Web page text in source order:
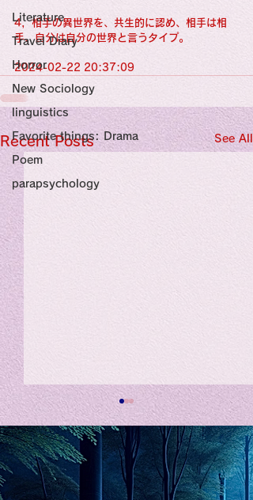
Literature
Travel Diary
Horror
New Sociology
linguistics
Favorite things: Drama
Poem
parapsychology
4，相手の異世界を、共生的に認め、相手は相
手、自分は自分の世界と言うタイプ。
2024-02-22 20:37:09
Recent Posts See All
私の能力を、大幅に加速
chatGPTそれは、私をどこま
で、進化させるのか？。毎
日、進化していく。chatGPT